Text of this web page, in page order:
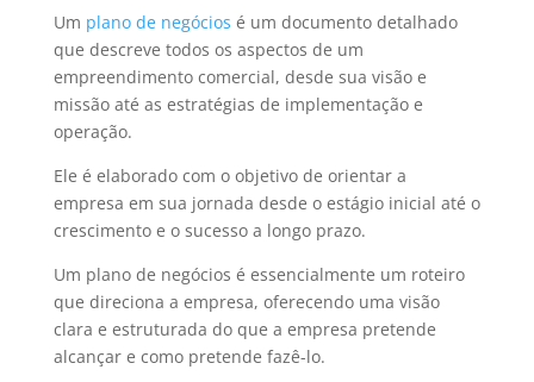
Um plano de negócios é um documento detalhado
que descreve todos os aspectos de um
empreendimento comercial, desde sua visão e
missão até as estratégias de implementação e
operação.
Ele é elaborado com o objetivo de orientar a
empresa em sua jornada desde o estágio inicial até o
crescimento e o sucesso a longo prazo.
Um plano de negócios é essencialmente um roteiro
que direciona a empresa, oferecendo uma visão
clara e estruturada do que a empresa pretende
alcançar e como pretende fazê-lo.